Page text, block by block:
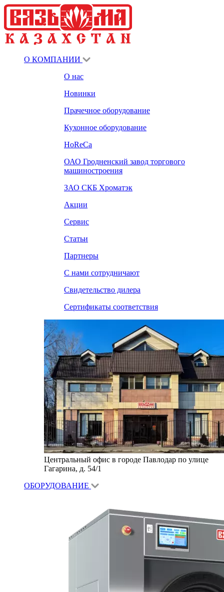
О КОМПАНИИ
О нас
Новинки
Прачечное оборудование
Кухонное оборудование
HoReCa
ОАО Гродненский завод торгового
машиностроения
ЗАО СКБ Хроматэк
Акции
Сервис
Статьи
Партнеры
С нами сотрудничают
Свидетельство дилера
Сертификаты соответствия
Центральный офис в городе Павлодар по улице
Гагарина, д. 54/1
ОБОРУДОВАНИЕ